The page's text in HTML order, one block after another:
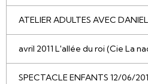
ATELIER ADULTES AVEC
avril 2011 L'allée du roi (Cie La
SPECTACLE ENFANTS 12/06/